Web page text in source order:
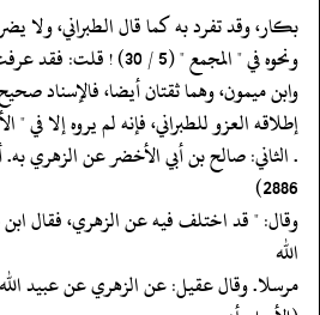
‏‏‏‏بكار، وقد تفرد به كما قال الطبراني، ولا
‏‏‏‏ونحوه في " المجمع " (5 / 30) ! قلت: فقد عرفت أنه قد توبع من ابن فليح،
‏‏‏‏وابن ميمون، وهما ثقتان أيضا، فالإسناد
‏‏‏‏إطلاقه العزو للطبراني، فإنه لم يروه إلا في "
2886)
‏‏‏‏وقال: " قد اختلف فيه عن الزهري، فقال
الله
‏‏‏‏مرسلا. وقال عقيل: عن الزهري عن عبيد